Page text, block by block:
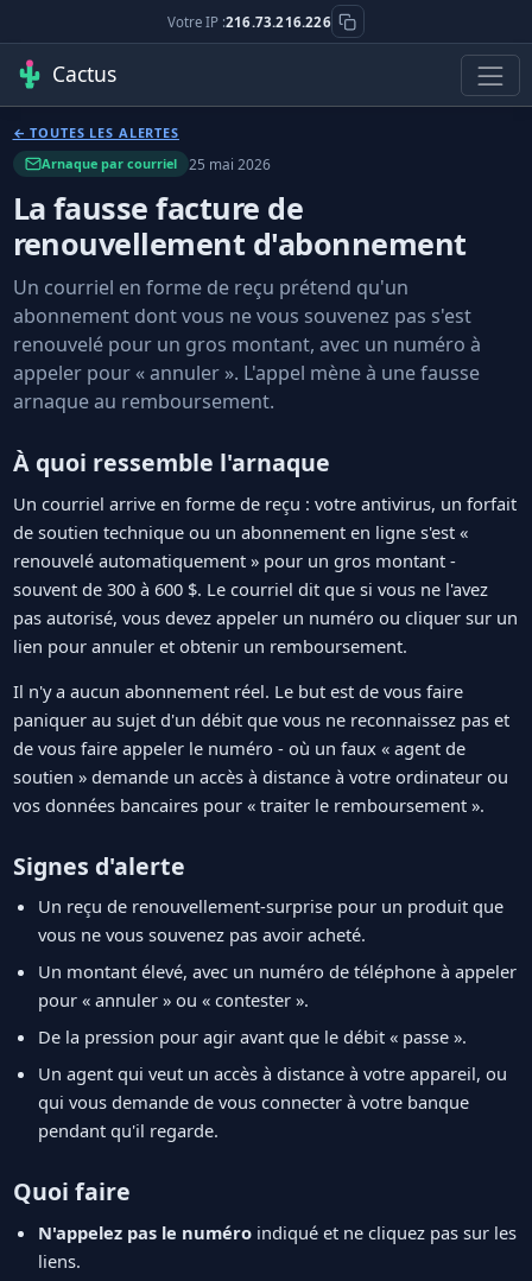
Votre IP :216.73.216.226
Cactus
← TOUTES LES ALERTES
Arnaque par courriel
25 mai 2026
La fausse facture de
renouvellement d'abonnement
Un courriel en forme de reçu prétend qu'un
abonnement dont vous ne vous souvenez pas s'est
renouvelé pour un gros montant, avec un numéro à
appeler pour « annuler ». L'appel mène à une fausse
arnaque au remboursement.
À quoi ressemble l'arnaque
Un courriel arrive en forme de reçu : votre antivirus, un forfait
de soutien technique ou un abonnement en ligne s'est «
renouvelé automatiquement » pour un gros montant -
souvent de 300 à 600 $. Le courriel dit que si vous ne l'avez
pas autorisé, vous devez appeler un numéro ou cliquer sur un
lien pour annuler et obtenir un remboursement.
Il n'y a aucun abonnement réel. Le but est de vous faire
paniquer au sujet d'un débit que vous ne reconnaissez pas et
de vous faire appeler le numéro - où un faux « agent de
soutien » demande un accès à distance à votre ordinateur ou
vos données bancaires pour « traiter le remboursement ».
Signes d'alerte
Un reçu de renouvellement-surprise pour un produit que
vous ne vous souvenez pas avoir acheté.
Un montant élevé, avec un numéro de téléphone à appeler
pour « annuler » ou « contester ».
De la pression pour agir avant que le débit « passe ».
Un agent qui veut un accès à distance à votre appareil, ou
qui vous demande de vous connecter à votre banque
pendant qu'il regarde.
Quoi faire
N'appelez pas le numéroindiqué et ne cliquez pas sur les
liens.